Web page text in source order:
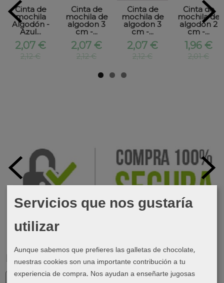
Marcas
Cinta de
mochila
Algodón -
Azul...
2,07 €
2,12 €
Cinta de
mochila de
algodon 3
cm -...
2,07 €
2,12 €
Cinta de
mochila de
algodon 3
cm -...
2,07 €
2,12 €
Cinta de
mochila de
algodon 2
cm -...
1,96 €
2,01 €
Servicios que nos gustaría
utilizar
Aunque sabemos que prefieres las galletas de chocolate,
nuestras cookies son una importante contribución a tu
experiencia de compra. Nos ayudan a enseñarte jugosas